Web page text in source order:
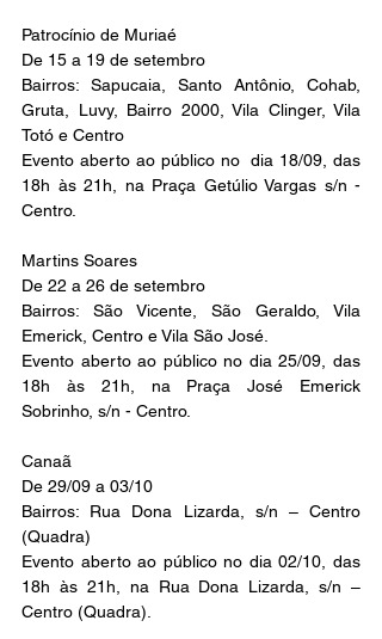
Patrocínio de Muriaé
De 15 a 19 de setembro
Bairros: Sapucaia, Santo Antônio, Cohab,
Gruta, Luvy, Bairro 2000, Vila Clinger, Vila
Totó e Centro
Evento aberto ao público no  dia 18/09, das
18h às 21h, na Praça Getúlio Vargas s/n -
Centro.
Martins Soares
De 22 a 26 de setembro
Bairros: São Vicente, São Geraldo, Vila
Emerick, Centro e Vila São José.
Evento aberto ao público no dia 25/09, das
18h às 21h, na Praça José Emerick
Sobrinho, s/n - Centro.
Canaã
De 29/09 a 03/10
Bairros: Rua Dona Lizarda, s/n – Centro
(Quadra)
Evento aberto ao público no dia 02/10, das
18h às 21h, na Rua Dona Lizarda, s/n –
Centro (Quadra).